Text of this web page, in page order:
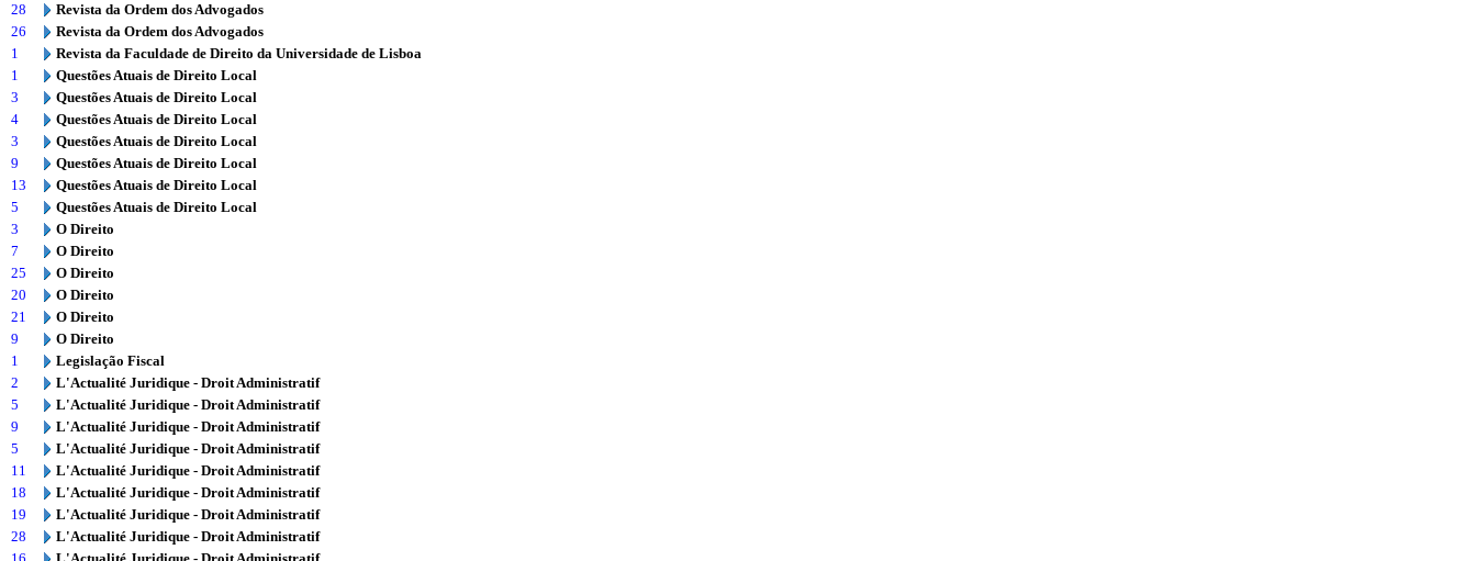
28
Revista da Ordem dos Advogados
26
Revista da Ordem dos Advogados
1
Revista da Faculdade de Direito da Universidade de Lisboa
1
Questões Atuais de Direito Local
3
Questões Atuais de Direito Local
4
Questões Atuais de Direito Local
3
Questões Atuais de Direito Local
9
Questões Atuais de Direito Local
13
Questões Atuais de Direito Local
5
Questões Atuais de Direito Local
3
O Direito
7
O Direito
25
O Direito
20
O Direito
21
O Direito
9
O Direito
1
Legislação Fiscal
2
L'Actualité Juridique - Droit Administratif
5
L'Actualité Juridique - Droit Administratif
9
L'Actualité Juridique - Droit Administratif
5
L'Actualité Juridique - Droit Administratif
11
L'Actualité Juridique - Droit Administratif
18
L'Actualité Juridique - Droit Administratif
19
L'Actualité Juridique - Droit Administratif
28
L'Actualité Juridique - Droit Administratif